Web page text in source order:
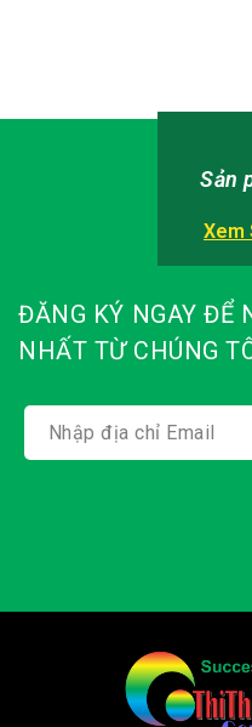
Sản
Xem
ĐĂNG KÝ NGAY ĐỂ
NHẤT TỪ CHÚNG